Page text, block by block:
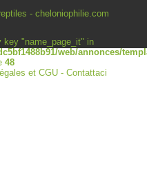
- cheloniophilie.com
key "name_page_it" in
web/annonces/
48
et CGU- Contattaci